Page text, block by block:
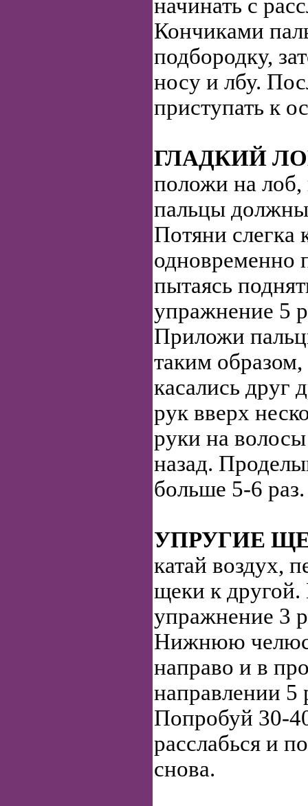
начинать с
Кончиками
подбородку,
носу и лбу.
приступать к
ГЛАДКИЙ
положи на
пальцы должны
Потяни слегка
одновременно
пытаясь
упражнение 5
Приложи
таким
касались друг
рук вверх
руки на
назад.
больше 5-6 раз.
УПРУГИЕ
катай воздух,
щеки к
упражнение 3
Нижнюю
направо и в
направлении 5
Попробуй 30-
расслабься и
снова.